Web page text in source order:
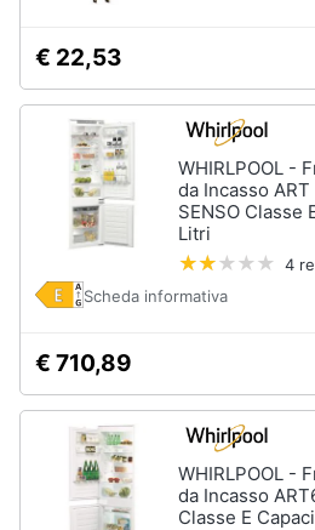
Casalinghi
Abbigliamento
Sport
Animali
Motori
Libri,
cd
€ 22,53
WHIRLPOOL -
da Incasso
SENSO Classe
Litri
4
Scheda informativa
€ 710,89
WHIRLPOOL -
da Incasso
Classe E